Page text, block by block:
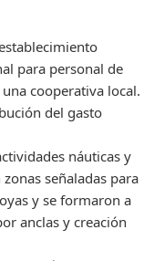
para personal de
cooperativa local.
del gasto
náuticas y
señaladas para
y se formaron a
anclas y creación